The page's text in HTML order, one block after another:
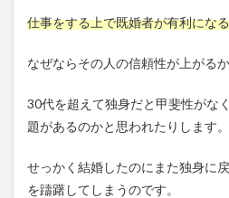
仕事をする上で既婚者が有利にな
なぜならその人の信頼性が上がるか
30代を超えて独身だと甲斐性がな
題があるのかと思われたりします。
せっかく結婚したのにまた独身に
を躊躇してしまうのです。